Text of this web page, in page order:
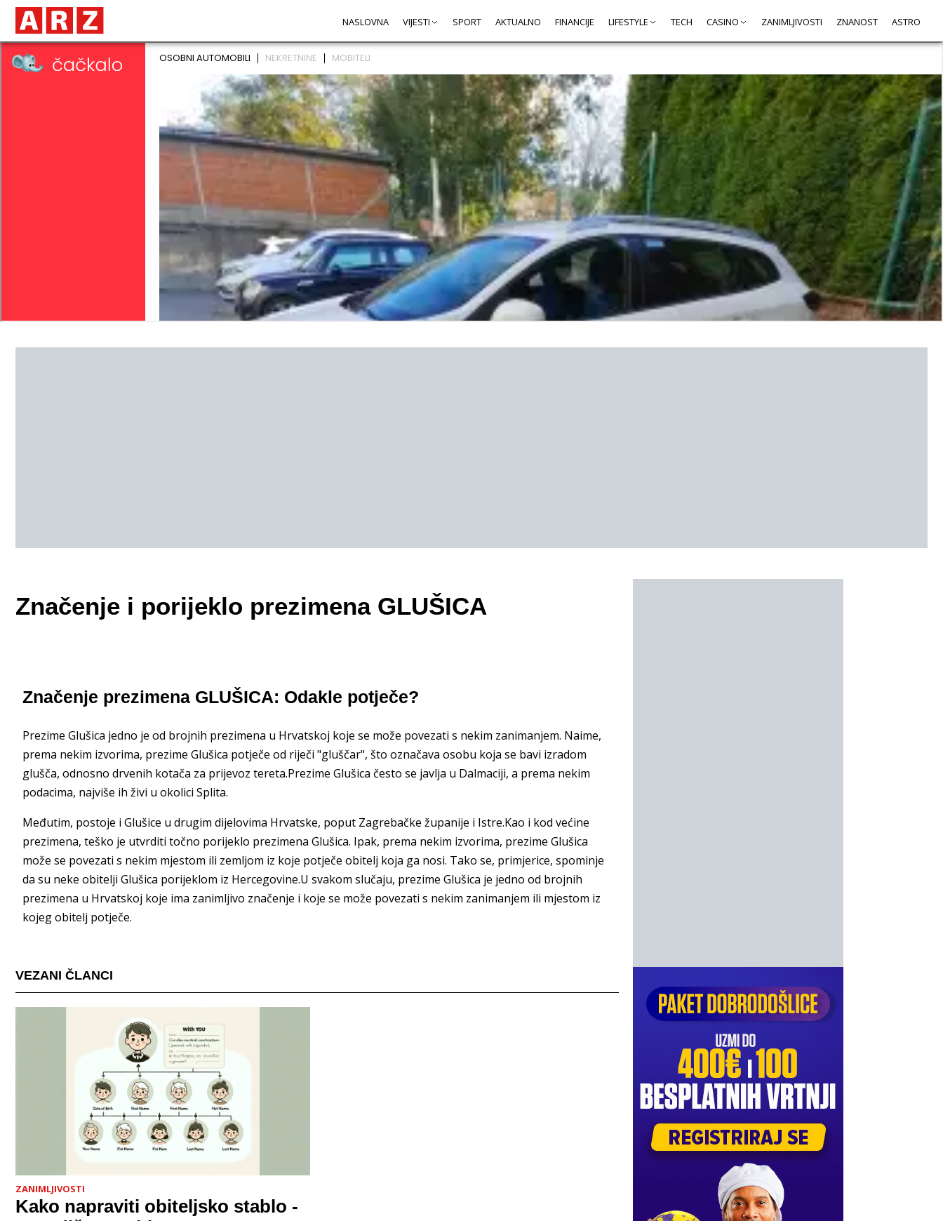
NASLOVNA VIJESTI SPORT AKTUALNO FINANCIJE LIFESTYLE TECH CASINO ZANIMLJIVOSTI ZNANOST ASTRO
Značenje i porijeklo prezimena GLUŠICA
Značenje prezimena GLUŠICA: Odakle potječe?
Prezime Glušica jedno je od brojnih prezimena u Hrvatskoj koje se može povezati s nekim zanimanjem. Naime,
prema nekim izvorima, prezime Glušica potječe od riječi "gluščar", što označava osobu koja se bavi izradom
glušča, odnosno drvenih kotača za prijevoz tereta.Prezime Glušica često se javlja u Dalmaciji, a prema nekim
podacima, najviše ih živi u okolici Splita.
Međutim, postoje i Glušice u drugim dijelovima Hrvatske, poput Zagrebačke županije i Istre.Kao i kod većine
prezimena, teško je utvrditi točno porijeklo prezimena Glušica. Ipak, prema nekim izvorima, prezime Glušica
može se povezati s nekim mjestom ili zemljom iz koje potječe obitelj koja ga nosi. Tako se, primjerice, spominje
da su neke obitelji Glušica porijeklom iz Hercegovine.U svakom slučaju, prezime Glušica je jedno od brojnih
prezimena u Hrvatskoj koje ima zanimljivo značenje i koje se može povezati s nekim zanimanjem ili mjestom iz
kojeg obitelj potječe.
VEZANI ČLANCI
ZANIMLJIVOSTI
Kako napraviti obiteljsko stablo -